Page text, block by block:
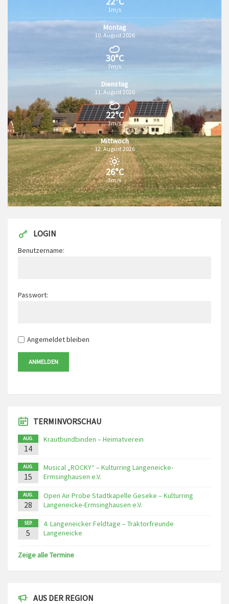
1m/s
Montag
10. August 2026
30°C
7m/s
Dienstag
11. August 2026
22°C
3m/s
Mittwoch
12. August 2026
26°C
3m/s
LOGIN
Benutzername:
Passwort:
Angemeldet bleiben
ANMELDEN
TERMINVORSCHAU
AUG.
14
Krautbundbinden – Heimatverein
AUG.
15
Musical „ROCKY“ – Kulturring Langeneicke-
Ermsinghausen e.V.
AUG.
28
Open Air Probe Stadtkapelle Geseke – Kulturring
Langeneicke-Ermsinghausen e.V.
SEP.
5
4. Langeneicker Feldtage – Traktorfreunde
Langeneicke
Zeige alle Termine
AUS DER REGION